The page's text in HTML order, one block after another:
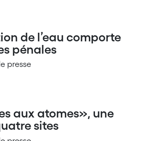
de l’eau comporte
pénales
presse
aux atomes», une
sites